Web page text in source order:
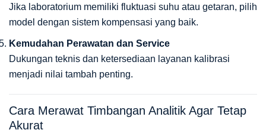
Jika laboratorium memiliki fluktuasi suhu atau getaran, pilih
model dengan sistem kompensasi yang baik.
Kemudahan Perawatan dan Service
Dukungan teknis dan ketersediaan layanan kalibrasi
menjadi nilai tambah penting.
Cara Merawat Timbangan Analitik Agar Tetap
Akurat